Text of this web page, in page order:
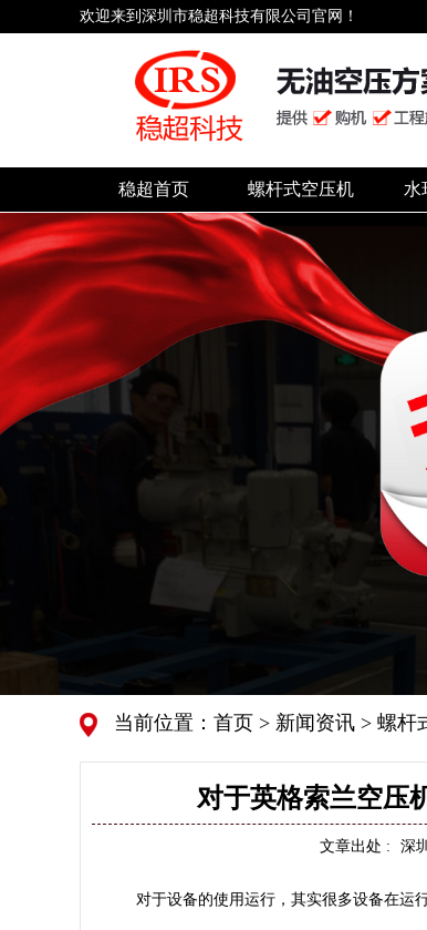
欢迎来到深圳市稳超科技有限公司官网！
稳超首页 螺杆式空压机 水
当前位置： 首页 > 新闻资讯 > 螺杆
对于英格索兰空压
文章出处 : 深
对于设备的使用运行，其实很多设备在运